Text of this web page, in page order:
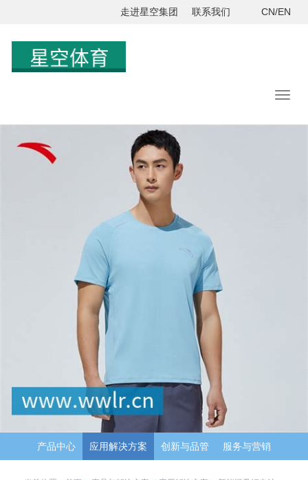
走进星空集团 联系我们 CN/EN
产品中心 应用解决方案 创新与品管 服务与营销